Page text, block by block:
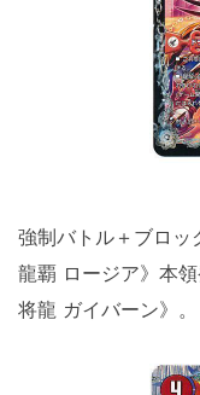
強制バトル＋ブロッ
龍覇 ロージア》本
将龍 ガイバーン》。